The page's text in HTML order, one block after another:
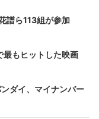
譜ら113組が参加
最もヒットした映画
ダイ、マイナンバー